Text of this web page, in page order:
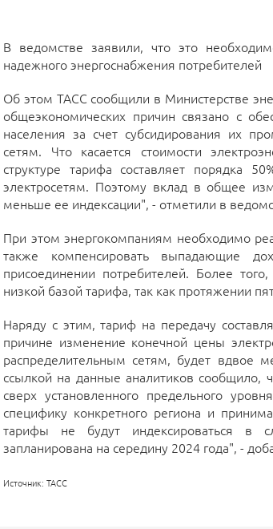
В ведомстве заявили, что это
надежного энергоснабжения потребителей
Об этом ТАСС сообщили в Министерстве
общеэкономических причин связано с
населения за счет субсидирования их
сетям. Что касается стоимости
структуре тарифа составляет порядка
электросетям. Поэтому вклад в общее
меньше ее индексации", - отметили в
При этом энергокомпаниям необходимо
также компенсировать выпадающие
присоединении потребителей. Более
низкой базой тарифа, так как протяжении
Наряду с этим, тариф на передачу
причине изменение конечной цены
распределительным сетям, будет вдвое
ссылкой на данные аналитиков сообщило,
сверх установленного предельного
специфику конкретного региона и
тарифы не будут индексироваться в
запланирована на середину 2024 года", -
Источник: ТАСС